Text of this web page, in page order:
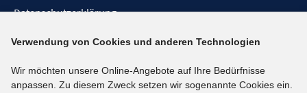
Datenschutzerklärung
Barrieren melden
Social-Media-Kanäle
Verwendung von Cookies und anderen Technologien
Wir möchten unsere Online-Angebote auf Ihre Bedürfnisse
anpassen. Zu diesem Zweck setzen wir sogenannte Cookies ein.